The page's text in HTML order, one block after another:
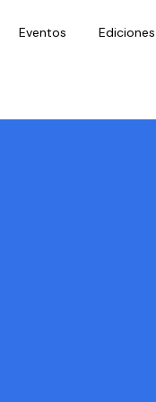
Eventos Ediciones